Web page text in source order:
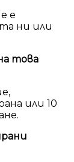
е
ни или
това
или 10